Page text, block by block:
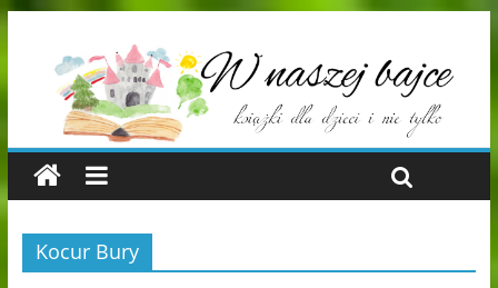
Kocur Bury